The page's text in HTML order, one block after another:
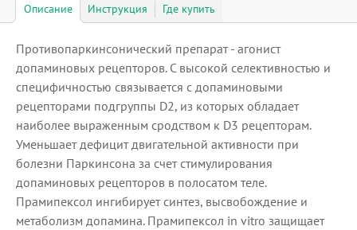
Описание Инструкция Где купить
Противопаркинсонический препарат - агонист
допаминовых рецепторов. С высокой селективностью и
специфичностью связывается с допаминовыми
рецепторами подгруппы D2, из которых обладает
наиболее выраженным сродством к D3 рецепторам.
Уменьшает дефицит двигательной активности при
болезни Паркинсона за счет стимулирования
допаминовых рецепторов в полосатом теле.
Прамипексол ингибирует синтез, высвобождение и
метаболизм допамина. Прамипексол in vitro защищает